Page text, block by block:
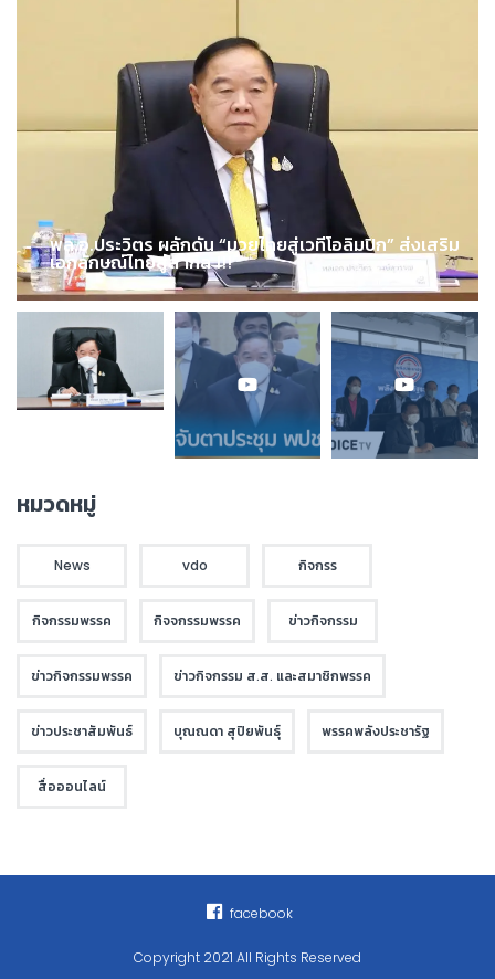
พล.อ.ประวิตร ผลักดัน “มวยไทยสู่เวทีโอลิมปิก” ส่งเสริม
เอกลักษณ์ไทยสู่สากล !!!
หมวดหมู่
News vdo กิจกรร
กิจกรรมพรรค กิจจกรรมพรรค ข่าวกิจกรรม
ข่าวกิจกรรมพรรค ข่าวกิจกรรม ส.ส. และสมาชิกพรรค
ข่าวประชาสัมพันธ์ บุณณดา สุปิยพันธุ์ พรรคพลังประชารัฐ
สื่อออนไลน์
facebook
Copyright 2021 All Rights Reserved